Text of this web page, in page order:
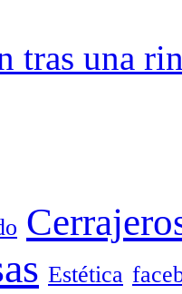
tras una
Estética